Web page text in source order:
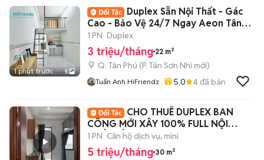
1 phút trước 5
Duplex Sẵn Nội Thất - Gác
Cao - Bảo Vệ 24/7 Ngay Aeon Tân
Phú,ĐH VHU
1 PN Duplex
3 triệu/tháng 22 m²
Q. Tân Phú (P. Tân Sơn Nhì mới)
Tuấn Anh HiFriendz 5.0 4đã bán
CHO THUÊ DUPLEX BAN
CÔNG MỚI XÂY 100% FULL NỘI
THẤT GẦN VĂN LANG, IUH
1 PN Căn hộ dịch vụ, mini
5 triệu/tháng 30 m²